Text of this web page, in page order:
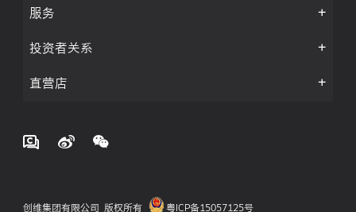
服务
投资者关系
直营店
创维集团有限公司 版权所有 粤ICP备15057125号